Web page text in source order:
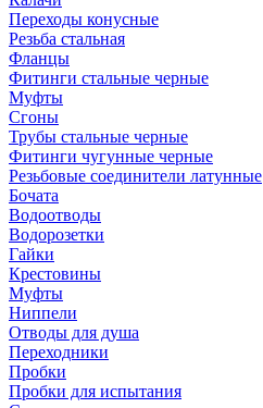
Переходы конусные
Резьба стальная
Фланцы
Фитинги стальные черные
Муфты
Сгоны
Трубы стальные черные
Фитинги чугунные черные
Резьбовые соединители латунные
Бочата
Водоотводы
Водорозетки
Гайки
Крестовины
Муфты
Ниппели
Отводы для душа
Переходники
Пробки
Пробки для испытания